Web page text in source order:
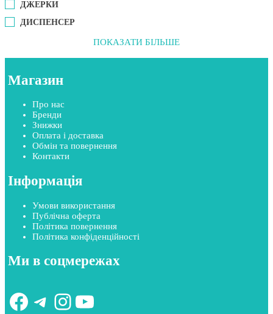
ДЖЕРКИ
ДИСПЕНСЕР
ПОКАЗАТИ БІЛЬШЕ
Магазин
Про нас
Бренди
Знижки
Оплата і доставка
Обмін та повернення
Контакти
Інформація
Умови використання
Публічна оферта
Політика повернення
Політика конфіденційності
Ми в соцмережах
Facebook
Telegram
Instagram
YouTube